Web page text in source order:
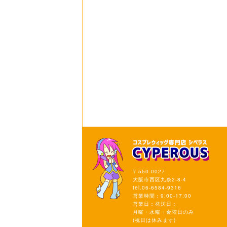
〒550-0027
大阪市西区九条2-8-4
tel.06-6584-9316
営業時間：9:00-17:00
営業日：発送日：
月曜・水曜・金曜日のみ
(祝日は休みます)